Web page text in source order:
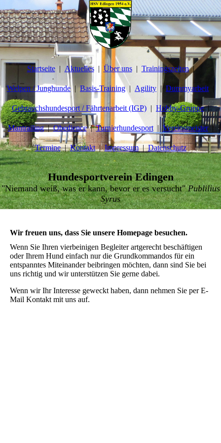
Startseite Aktuelles Über uns Trainingszeiten
Welpen / Junghunde Basis-Training Agility Dummyarbeit
Gebrauchshundesport / Fährtenarbeit (IGP) Hobby-Gruppe
Mantrailing Obedience Turnierhundesport Vereinsmeister
Termine Kontakt Impressum Datenschutz
Hundesportverein Edingen
"Niemand weiß, was er kann, bevor er es versucht"Publilius
Syrus
Wir freuen uns, dass Sie unsere Homepage besuchen.
Wenn Sie Ihren vierbeinigen Begleiter artgerecht beschäftigen
oder Ihrem Hund einfach nur die Grundkommandos für ein
entspanntes Miteinander beibringen möchten, dann sind Sie bei
uns richtig und wir unterstützen Sie gerne dabei.
Wenn wir Ihr Interesse geweckt haben, dann nehmen Sie per E-
Mail Kontakt mit uns auf.